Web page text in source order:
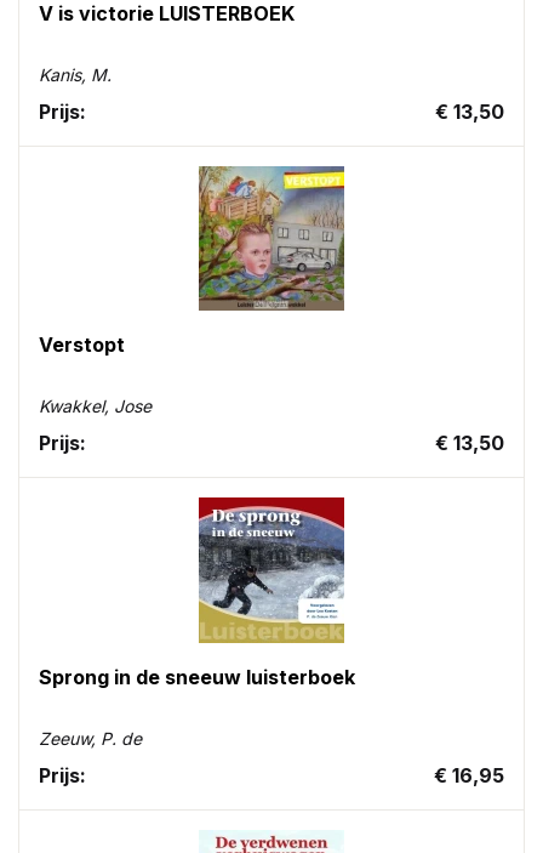
V is victorie LUISTERBOEK
Kanis, M.
Prijs: € 13,50
Verstopt
Kwakkel, Jose
Prijs: € 13,50
Sprong in de sneeuw luisterboek
Zeeuw, P. de
Prijs: € 16,95